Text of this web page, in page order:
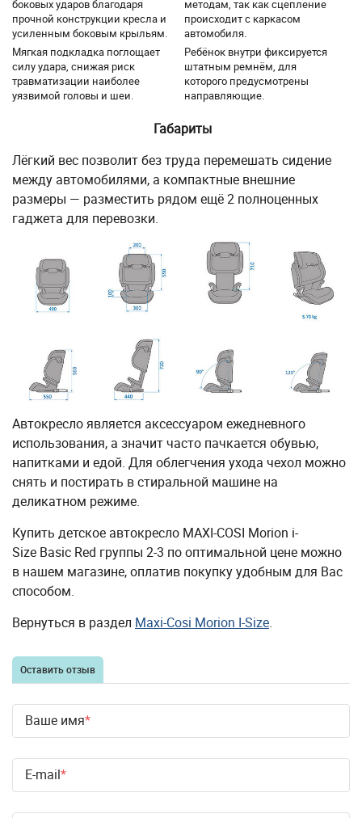
боковых ударов благодаря
прочной конструкции кресла и
усиленным боковым крыльям.
Мягкая подкладка поглощает
силу удара, снижая риск
травматизации наиболее
уязвимой головы и шеи.
методам, так как сцепление
происходит с каркасом
автомобиля.
Ребёнок внутри фиксируется
штатным ремнём, для
которого предусмотрены
направляющие.
Габариты
Лёгкий вес позволит без труда перемешать сидение
между автомобилями, а компактные внешние
размеры — разместить рядом ещё 2 полноценных
гаджета для перевозки.
Автокресло является аксессуаром ежедневного
использования, а значит часто пачкается обувью,
напитками и едой. Для облегчения ухода чехол можно
снять и постирать в стиральной машине на
деликатном режиме.
Купить детское автокресло MAXI-COSI Morion i-
Size Basic Red группы 2-3 по оптимальной цене можно
в нашем магазине, оплатив покупку удобным для Вас
способом.
Вернуться в раздел Maxi-Cosi Morion I-Size.
Оставить отзыв
Ваше имя
E-mail